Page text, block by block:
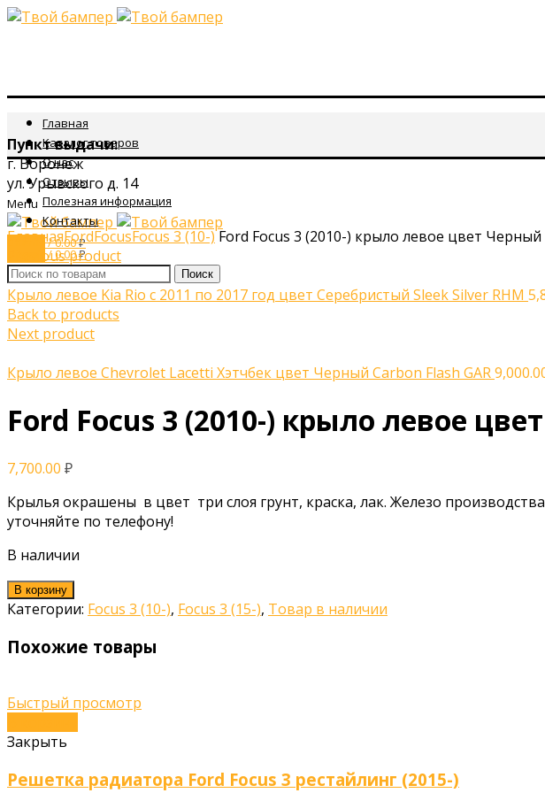
Пункт выдачи:
г. Воронеж
ул. Урывского д. 14
Menu
/0.00₽
Главная
Каталог товаров
О нас
Отзывы
Полезная информация
Контакты
/0.00₽
Поиск
Click to enlarge
ГлавнаяFordFocusFocus 3 (10-)Ford Focus 3 (2010-) крыло левое цвет Черный
Previous product
Крыло левое Kia Rio с 2011 по 2017 год цвет Серебристый Sleek Silver RHM
Back to products
Next product
Крыло левое Chevrolet Lacetti Хэтчбек цвет Черный Carbon Flash GAR
Ford Focus 3 (2010-) крыло левое
7,700.00 ₽
Крылья окрашены в цвет три слоя грунт, краска, лак. Железо
уточняйте по телефону!
В наличии
В корзину
Категории: Focus 3 (10-), Focus 3 (15-), Товар в наличии
Похожие товары
Быстрый просмотр
Закрыть
Решетка радиатора Ford Focus 3 рестайлинг (2015-)